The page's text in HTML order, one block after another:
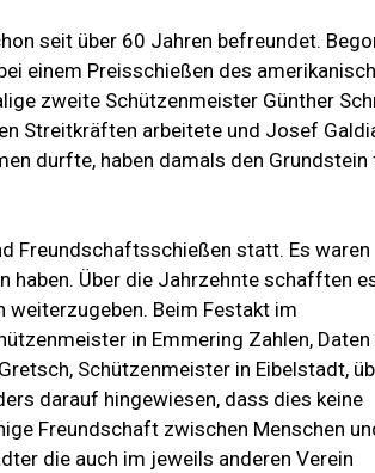
seit über 60 Jahren befreundet.
einem Preisschießen des
zweite Schützenmeister Günther
Streitkräften arbeitete und Josef
durfte, haben damals den Grundstein
Freundschaftsschießen statt. Es waren
haben. Über die Jahrzehnte schafften
weiterzugeben. Beim Festakt im
in Emmering Zahlen, Daten
Schützenmeister in Eibelstadt,
darauf hingewiesen, dass dies keine
Freundschaft zwischen Menschen
die auch im jeweils anderen Verein